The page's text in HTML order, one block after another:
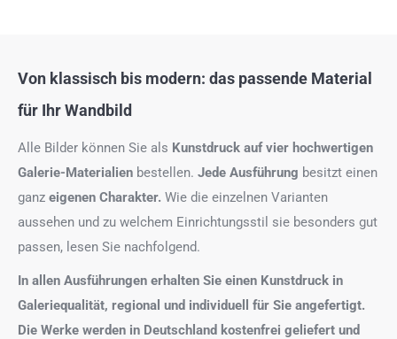
Von klassisch bis modern: das passende Material
für Ihr Wandbild
Alle Bilder können Sie als Kunstdruck auf vier hochwertigen
Galerie-Materialien bestellen. Jede Ausführung besitzt einen
ganz eigenen Charakter. Wie die einzelnen Varianten
aussehen und zu welchem Einrichtungsstil sie besonders gut
passen, lesen Sie nachfolgend.
In allen Ausführungen erhalten Sie einen Kunstdruck in
Galeriequalität, regional und individuell für Sie angefertigt.
Die Werke werden in Deutschland kostenfrei geliefert und